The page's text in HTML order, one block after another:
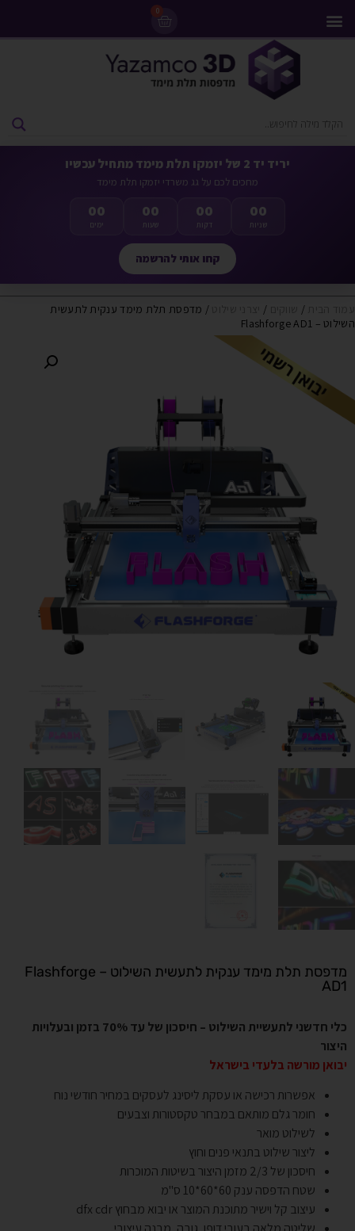
0
יריד יד 2 של יזמקו תלת מימד מתחיל עכשיו
מחכים לכם על גג משרדי יזמקו תלת מימד
00
ימים
00
שעות
00
דקות
00
שניות
קחו אותי להרשמה
/
/
/ מדפסת תלת מימד ענקית לתעשית
השילוט – Flashforge AD1
מדפסת תלת מימד ענקית לתעשית השילוט – Flashforge
AD1
כלי חדשני לתעשיית השילוט – חיסכון של עד 70% בזמן ובעלויות
היצור
יבואן מורשה בלעדי בישראל
אפשרות רכישה או עסקת ליסינג לעסקים במחיר חודשי נוח
חומר גלם מותאם במבחר טקסטורות וצבעים
לשילוט מואר
ליצור שילוט בתנאי פנים וחוץ
חיסכון של 2/3 מזמן היצור בשיטות המוכרות
שטח הדפסה ענק 60*60*10 ס"מ
עיצוב קל וישיר מתוכנת המוצר או יבוא מבחוץ dfx cdr